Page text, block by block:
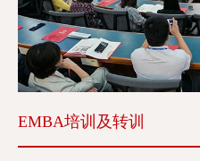
EMBA培训及转训